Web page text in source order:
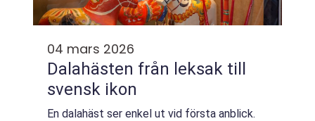
04 mars 2026
Dalahästen från leksak till
svensk ikon
En dalahäst ser enkel ut vid första anblick.